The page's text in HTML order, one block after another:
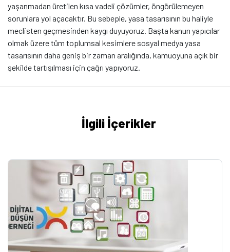
yaşanmadan üretilen kısa vadeli çözümler, öngörülemeyen
sorunlara yol açacaktır. Bu sebeple, yasa tasarısının bu haliyle
meclisten geçmesinden kaygı duyuyoruz. Başta kanun yapıcılar
olmak üzere tüm toplumsal kesimlere sosyal medya yasa
tasarısının daha geniş bir zaman aralığında, kamuoyuna açık bir
şekilde tartışılması için çağrı yapıyoruz.
İlgili İçerikler